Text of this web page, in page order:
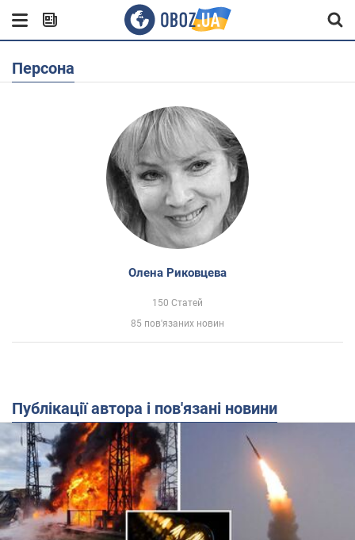
Персона
Олена Риковцева
150 Статей
85 пов'язаних новин
Публікації автора і пов'язані новини